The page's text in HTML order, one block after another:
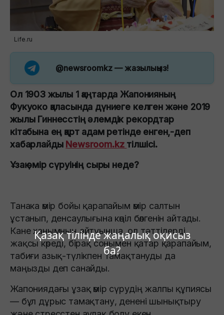
Қазақ тілінде жаңалық оқисыз
ба?
Life.ru
@newsroomkz — жазылыңыз!
Ол 1903 жылы 1 қаңтарда Жапонияның
Фукуоко қаласында дүниеге келген және 2019
жылы Гиннесстің әлемдік рекордтар
кітабына ең қарт адам ретінде енген,-деп
хабарлайды Newsroom.kz тілшісі.
Ұзақ өмір сүруінің сыры неде?
Танака өмір бойы қарапайым өмір салтын
ұстанып, денсаулығына көңіл бөлгенін айтады.
Кане ханымның айтуынша, ол тәттілерді
жақсы көреді, бірақ сонымен қатар қарапайым,
табиғи азық-түлікпен тамақтануды да
маңызды деп санайды.
Жапониядағы ұзақ өмір сүрудің жалпы құпиясы
— бұл дұрыс тамақтану, денені шынықтыру